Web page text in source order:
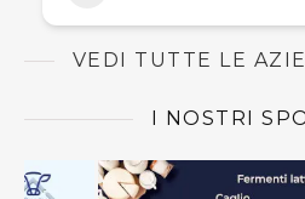
VEDI TUTTE LE
I NOSTRI